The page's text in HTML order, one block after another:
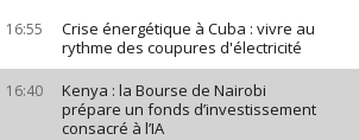
16:55
Crise énergétique à Cuba : vivre au
rythme des coupures d'électricité
16:40
Kenya : la Bourse de Nairobi
prépare un fonds d’investissement
consacré à l’IA